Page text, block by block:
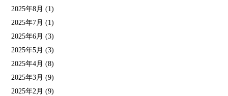
2025年8月 (1)
2025年7月 (1)
2025年6月 (3)
2025年5月 (3)
2025年4月 (8)
2025年3月 (9)
2025年2月 (9)